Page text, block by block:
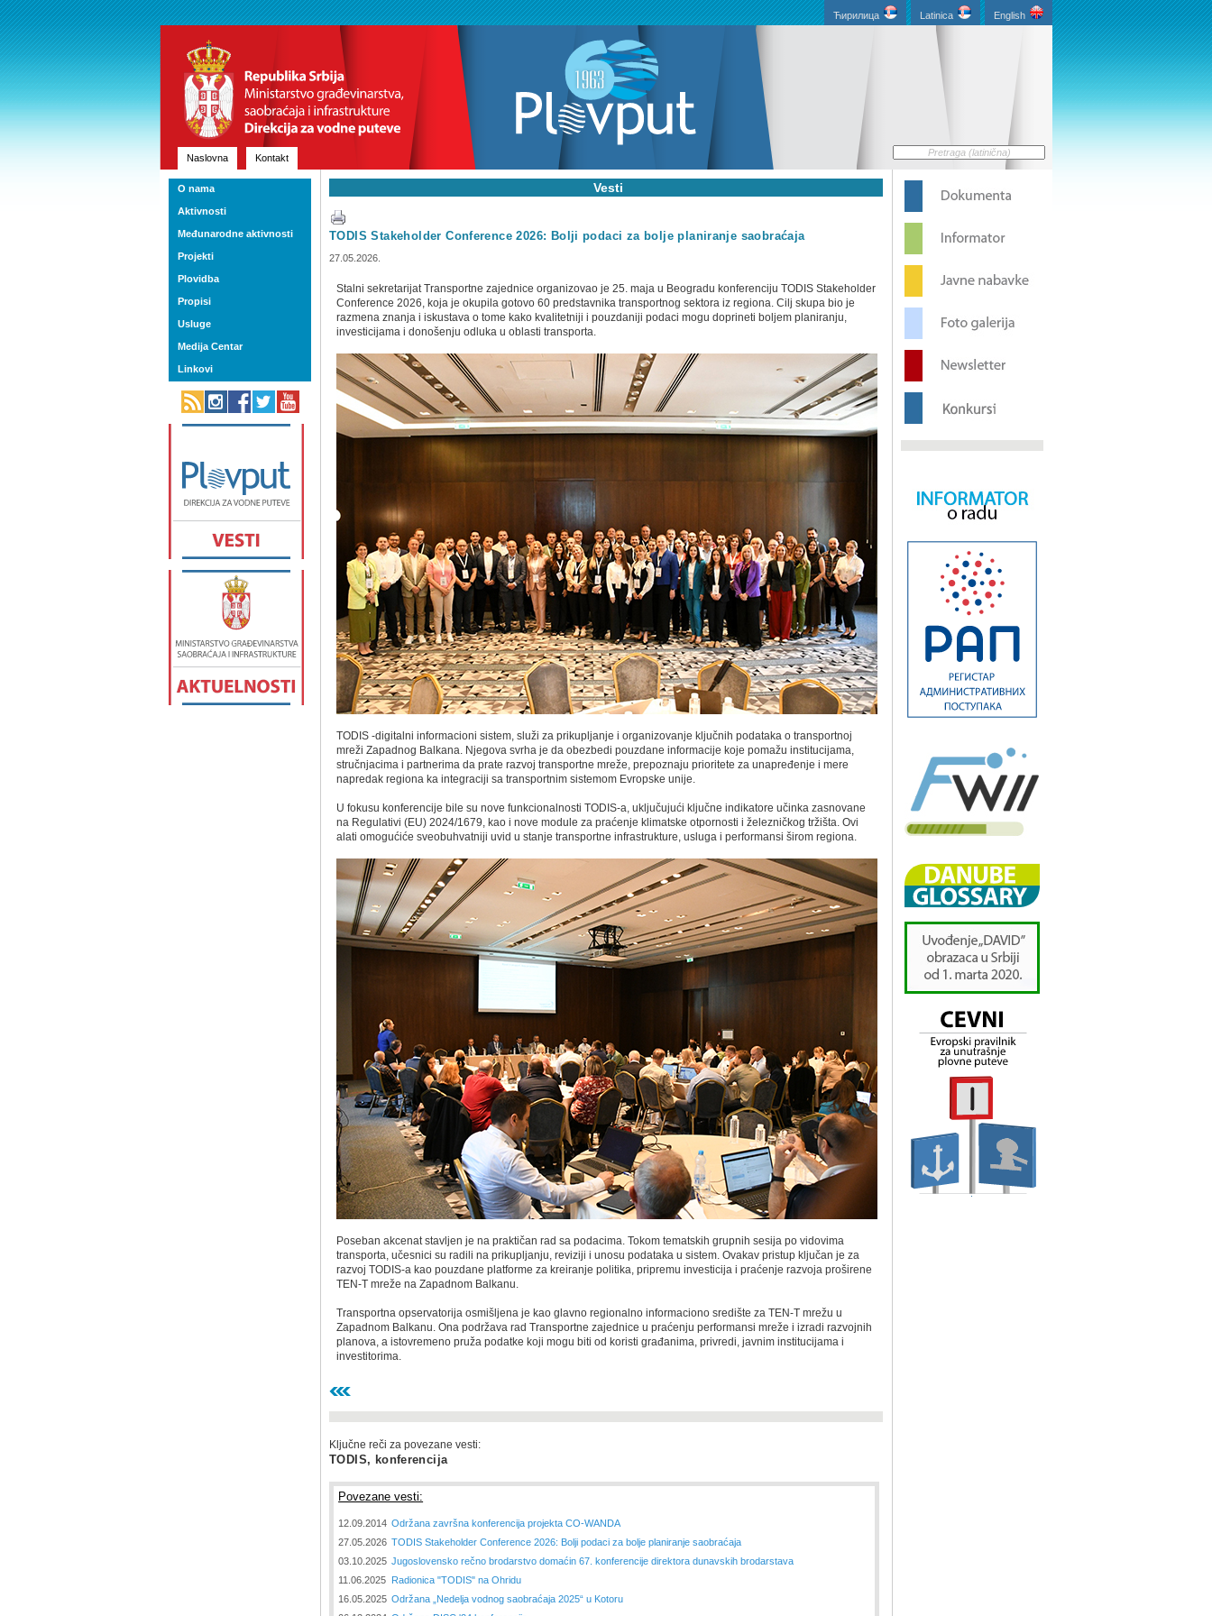
English
Latinica
Ћирилица
Naslovna Kontakt
Vesti
TODIS Stakeholder Conference 2026: Bolјi podaci za bolјe planiranje saobraćaja
27.05.2026.
Stalni sekretarijat Transportne zajednice organizovao je 25. maja u Beogradu konferenciju TODIS Stakeholder
Conference 2026, koja je okupila gotovo 60 predstavnika transportnog sektora iz regiona. Cilј skupa bio je
razmena znanja i iskustava o tome kako kvalitetniji i pouzdaniji podaci mogu doprineti bolјem planiranju,
investicijama i donošenju odluka u oblasti transporta.
TODIS -digitalni informacioni sistem, služi za prikuplјanje i organizovanje klјučnih podataka o transportnoj
mreži Zapadnog Balkana. Nјegova svrha je da obezbedi pouzdane informacije koje pomažu institucijama,
stručnjacima i partnerima da prate razvoj transportne mreže, prepoznaju prioritete za unapređenje i mere
napredak regiona ka integraciji sa transportnim sistemom Evropske unije.
U fokusu konferencije bile su nove funkcionalnosti TODIS-a, uklјučujući klјučne indikatore učinka zasnovane
na Regulativi (EU) 2024/1679, kao i nove module za praćenje klimatske otpornosti i železničkog tržišta. Ovi
alati omogućiće sveobuhvatniji uvid u stanje transportne infrastrukture, usluga i performansi širom regiona.
Poseban akcenat stavlјen je na praktičan rad sa podacima. Tokom tematskih grupnih sesija po vidovima
transporta, učesnici su radili na prikuplјanju, reviziji i unosu podataka u sistem. Ovakav pristup klјučan je za
razvoj TODIS-a kao pouzdane platforme za kreiranje politika, pripremu investicija i praćenje razvoja proširene
TEN-T mreže na Zapadnom Balkanu.
Transportna opservatorija osmišlјena je kao glavno regionalno informaciono središte za TEN-T mrežu u
Zapadnom Balkanu. Ona podržava rad Transportne zajednice u praćenju performansi mreže i izradi razvojnih
planova, a istovremeno pruža podatke koji mogu biti od koristi građanima, privredi, javnim institucijama i
investitorima.
Ključne reči za povezane vesti:
TODIS, konferencija
Povezane vesti:
12.09.2014 Održana završna konferencija projekta CO-WANDA
27.05.2026 TODIS Stakeholder Conference 2026: Bolјi podaci za bolјe planiranje saobraćaja
03.10.2025 Jugoslovensko rečno brodarstvo domaćin 67. konferencije direktora dunavskih brodarstava
11.06.2025 Radionica "TODIS" na Ohridu
16.05.2025 Održana „Nedelјa vodnog saobraćaja 2025“ u Kotoru
O nama
Aktivnosti
Međunarodne aktivnosti
Projekti
Plovidba
Propisi
Usluge
Medija Centar
Linkovi